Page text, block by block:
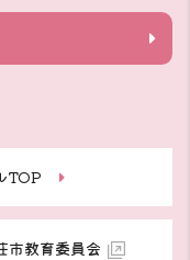
TOP
教育委員会